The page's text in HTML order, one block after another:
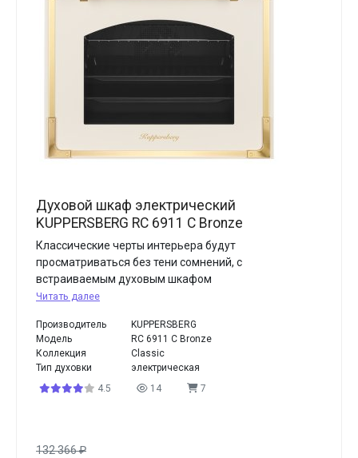
Духовой шкаф электрический
KUPPERSBERG RC 6911 C Bronze
Классические черты интерьера будут
просматриваться без тени сомнений, с
встраиваемым духовым шкафом
Читать далее
Производитель
KUPPERSBERG
Модель
RC 6911 C Bronze
Коллекция
Classic
Тип духовки
электрическая
4.5
14 7
132 366₽